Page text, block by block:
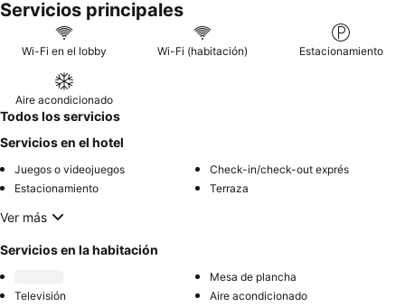
Servicios principales
Wi-Fi en el lobby Wi-Fi (habitación) Estacionamiento
Aire acondicionado
Todos los servicios
Servicios en el hotel
Juegos o videojuegos
Check-in/check-out exprés
Estacionamiento
Terraza
Ver más
Servicios en la habitación
Mesa de plancha
Televisión
Aire acondicionado